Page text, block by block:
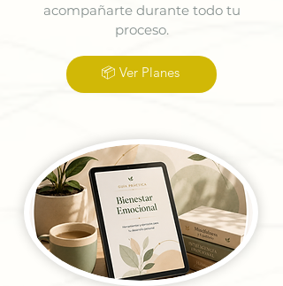
acompañarte durante todo tu
proceso.
📦 Ver Planes